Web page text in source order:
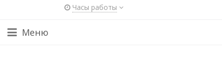
Часы работы
Меню